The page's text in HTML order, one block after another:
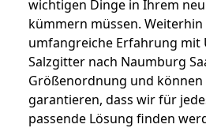
wichtigen Dinge in Ihrem
kümmern müssen.
umfangreiche Erfahrung mit
Salzgitter nach Naumburg
Größenordnung und
garantieren, dass wir für
passende Lösung finden